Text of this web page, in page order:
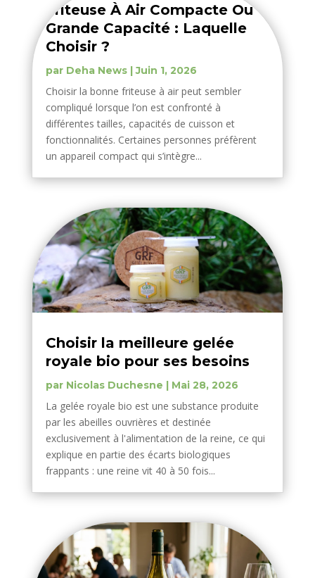
Friteuse À Air Compacte Ou
Grande Capacité : Laquelle
Choisir ?
par Deha News|Juin 1, 2026
Choisir la bonne friteuse à air peut sembler
compliqué lorsque l’on est confronté à
différentes tailles, capacités de cuisson et
fonctionnalités. Certaines personnes préfèrent
un appareil compact qui s’intègre...
Choisir la meilleure gelée
royale bio pour ses besoins
par Nicolas Duchesne | Mai 28, 2026
La gelée royale bio est une substance produite
par les abeilles ouvrières et destinée
exclusivement à l'alimentation de la reine, ce qui
explique en partie des écarts biologiques
frappants : une reine vit 40 à 50 fois...